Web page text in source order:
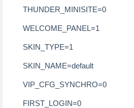
THUNDER_MINISITE=0
WELCOME_PANEL=1
SKIN_TYPE=1
SKIN_NAME=default
VIP_CFG_SYNCHRO=0
FIRST_LOGIN=0